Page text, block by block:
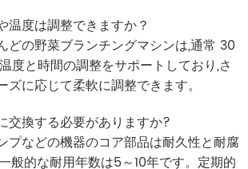
温度は調整できますか？
どの野菜ブランチングマシンは,通常 30
度と時間の調整をサポートしており,さ
ズに応じて柔軟に調整できます。
交換する必要がありますか?
プなどの機器のコア部品は耐久性と耐腐
般的な耐用年数は5～10年です。定期的